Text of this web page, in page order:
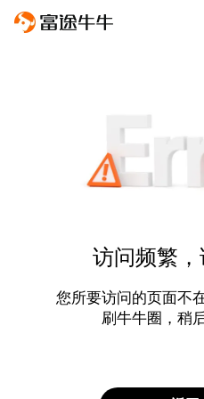
访问频繁
您所要访问的页面不
刷牛牛圈，稍